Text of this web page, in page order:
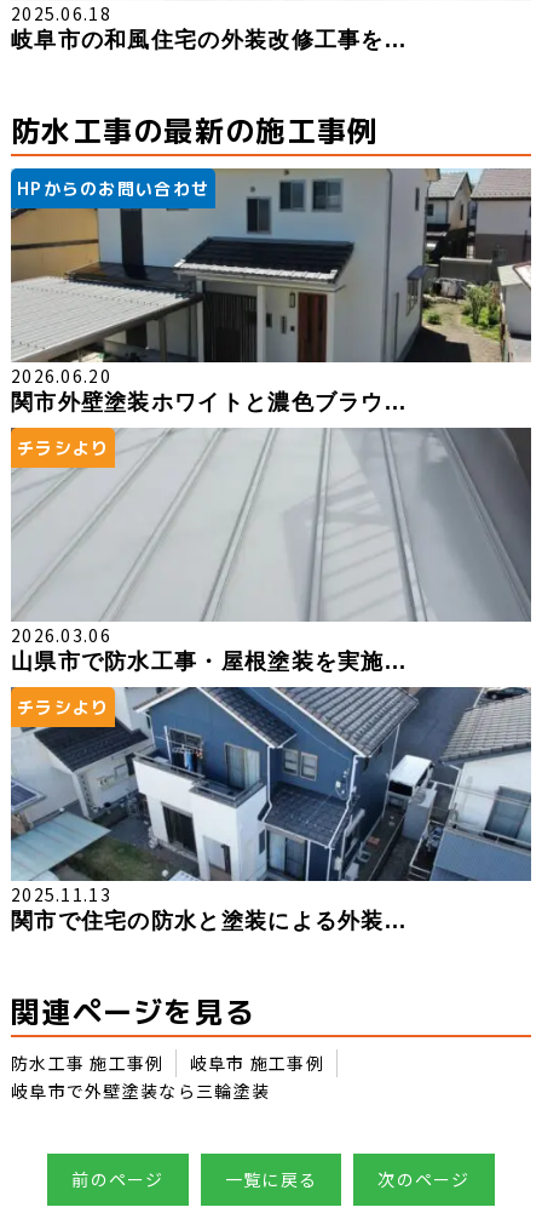
2025.06.18
岐阜市の和風住宅の外装改修工事を...
防水工事の最新の施工事例
HPからのお問い合わせ
2026.06.20
関市外壁塗装ホワイトと濃色ブラウ...
チラシより
2026.03.06
山県市で防水工事・屋根塗装を実施...
チラシより
2025.11.13
関市で住宅の防水と塗装による外装...
関連ページを見る
防水工事 施工事例
岐阜市 施工事例
岐阜市で外壁塗装なら三輪塗装
前のページ 一覧に戻る 次のページ